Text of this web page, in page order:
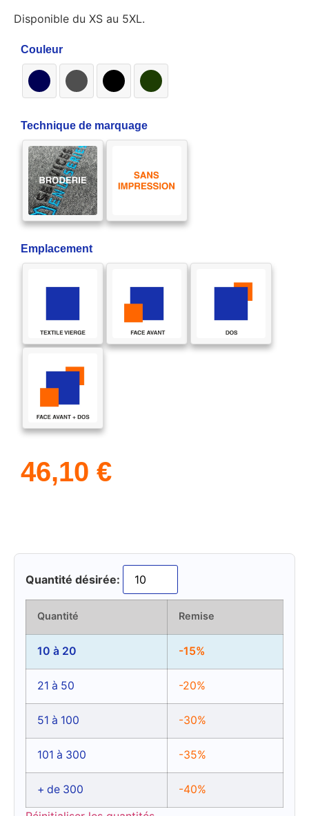
Disponible du XS au 5XL.
Couleur
Technique de marquage
Emplacement
46,10 €
Quantité désirée:
Quantité Remise
10 à 20 -15%
21 à 50 -20%
51 à 100 -30%
101 à 300 -35%
+ de 300 -40%